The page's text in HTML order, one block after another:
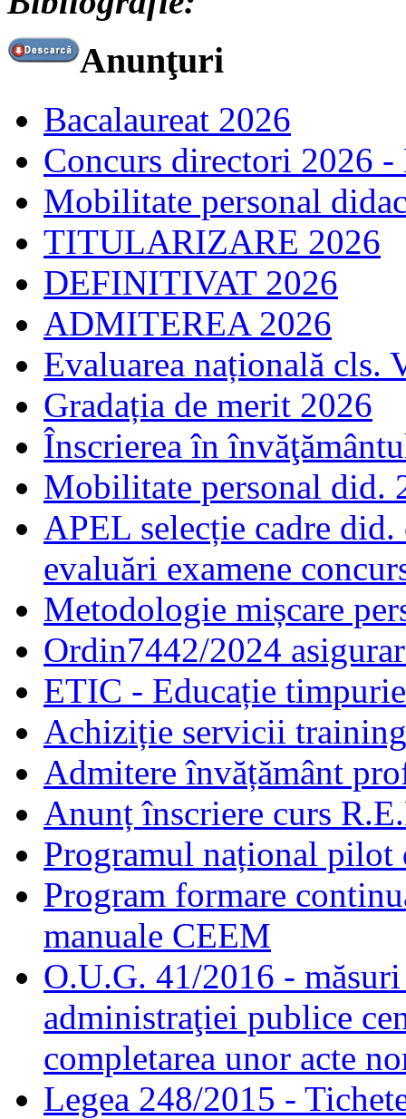
Anunţuri
Bacalaureat 2026
Concurs directori 2026 -
Mobilitate personal
TITULARIZARE 2026
DEFINITIVAT 2026
ADMITEREA 2026
Evaluarea națională cls.
Gradația de merit 2026
Înscrierea în
Mobilitate personal did.
APEL selecție cadre
evaluări examene
Metodologie mișcare
Ordin7442/2024
ETIC - Educație
Achiziție servicii
Admitere învățământ
Anunț înscriere curs
Programul național pilot
Program formare
manuale CEEM
O.U.G. 41/2016 -
administraţiei publice
completarea unor acte
Legea 248/2015 -